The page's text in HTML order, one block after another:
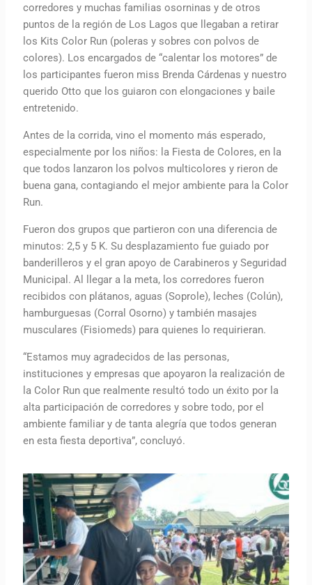
corredores y muchas familias osorninas y de otros
puntos de la región de Los Lagos que llegaban a retirar
los Kits Color Run (poleras y sobres con polvos de
colores). Los encargados de “calentar los motores” de
los participantes fueron miss Brenda Cárdenas y nuestro
querido Otto que los guiaron con elongaciones y baile
entretenido.
Antes de la corrida, vino el momento más esperado,
especialmente por los niños: la Fiesta de Colores, en la
que todos lanzaron los polvos multicolores y rieron de
buena gana, contagiando el mejor ambiente para la Color
Run.
Fueron dos grupos que partieron con una diferencia de
minutos: 2,5 y 5 K. Su desplazamiento fue guiado por
banderilleros y el gran apoyo de Carabineros y Seguridad
Municipal. Al llegar a la meta, los corredores fueron
recibidos con plátanos, aguas (Soprole), leches (Colún),
hamburguesas (Corral Osorno) y también masajes
musculares (Fisiomeds) para quienes lo requirieran.
“Estamos muy agradecidos de las personas,
instituciones y empresas que apoyaron la realización de
la Color Run que realmente resultó todo un éxito por la
alta participación de corredores y sobre todo, por el
ambiente familiar y de tanta alegría que todos generan
en esta fiesta deportiva”, concluyó.